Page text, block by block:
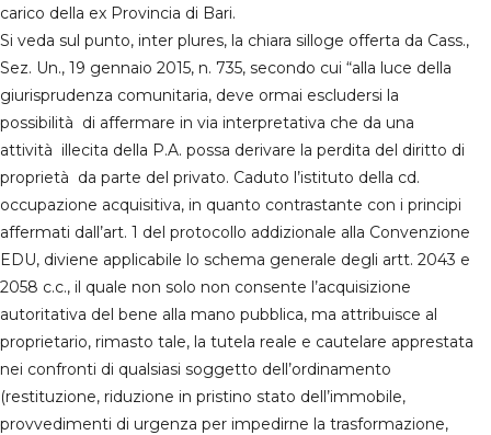
carico della ex Provincia di Bari.
Si veda sul punto, inter plures, la chiara silloge offerta da Cass.,
Sez. Un., 19 gennaio 2015, n. 735, secondo cui “alla luce della
giurisprudenza comunitaria, deve ormai escludersi la
possibilità di affermare in via interpretativa che da una
attività illecita della P.A. possa derivare la perdita del diritto di
proprietà da parte del privato. Caduto l’istituto della cd.
occupazione acquisitiva, in quanto contrastante con i principi
affermati dall’art. 1 del protocollo addizionale alla Convenzione
EDU, diviene applicabile lo schema generale degli artt. 2043 e
2058 c.c., il quale non solo non consente l’acquisizione
autoritativa del bene alla mano pubblica, ma attribuisce al
proprietario, rimasto tale, la tutela reale e cautelare apprestata
nei confronti di qualsiasi soggetto dell’ordinamento
(restituzione, riduzione in pristino stato dell’immobile,
provvedimenti di urgenza per impedirne la trasformazione,